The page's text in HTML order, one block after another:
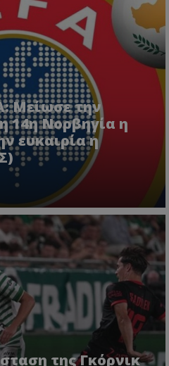
Μείωσε την
14η Νορβηγία η
ευκαιρία η
της Γκόρνικ